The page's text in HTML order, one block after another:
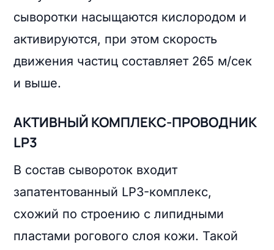
сыворотки насыщаются кислородом и
активируются, при этом скорость
движения частиц составляет 265 м/сек
и выше.
АКТИВНЫЙ КОМПЛЕКC-ПРОВОДНИК
LP3
В состав сывороток входит
запатентованный LP3-комплекс,
схожий по строению с липидными
пластами рогового слоя кожи. Такой